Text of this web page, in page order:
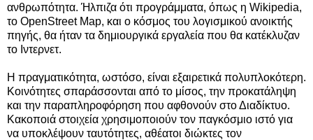
ανθρωπότητα. Ήλπιζα ότι προγράμματα, όπως η Wikipedia,
το OpenStreet Map, και ο κόσμος του λογισμικού ανοικτής
πηγής, θα ήταν τα δημιουργικά εργαλεία που θα κατέκλυζαν
το Ιντερνετ.
Η πραγματικότητα, ωστόσο, είναι εξαιρετικά πολυπλοκότερη.
Κοινότητες σπαράσσονται από το μίσος, την προκατάληψη
και την παραπληροφόρηση που αφθονούν στο Διαδίκτυο.
Κακοποιά στοιχεία χρησιμοποιούν τον παγκόσμιο ιστό για
να υποκλέψουν ταυτότητες, αθέατοι διώκτες τον